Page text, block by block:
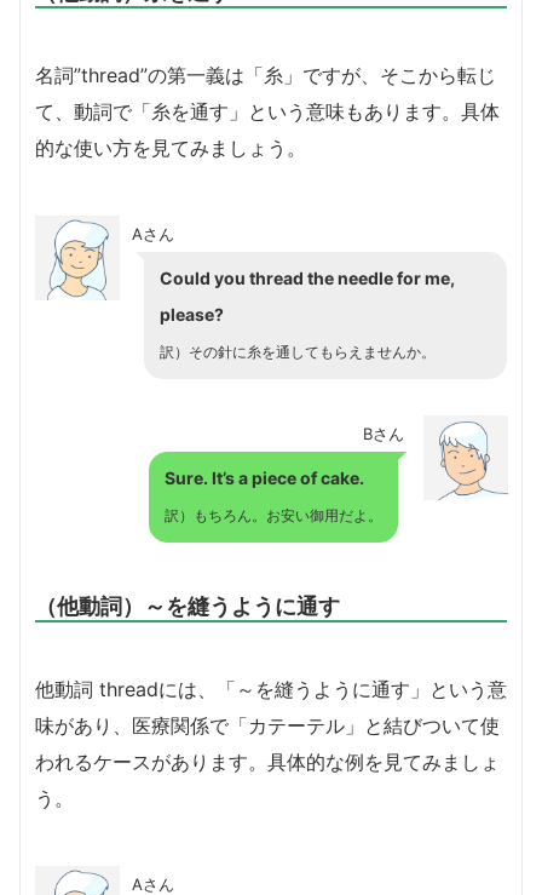
名詞”thread”の第一義は「糸」ですが、そこから転じ
て、動詞で「糸を通す」という意味もあります。具体
的な使い方を見てみましょう。
Aさん
Could you thread the needle for me,
please?
訳）その針に糸を通してもらえませんか。
Bさん
Sure. It’s a piece of cake.
訳）もちろん。お安い御用だよ。
（他動詞）～を縫うように通す
他動詞 threadには、「～を縫うように通す」という意
味があり、医療関係で「カテーテル」と結びついて使
われるケースがあります。具体的な例を見てみましょ
う。
Aさん